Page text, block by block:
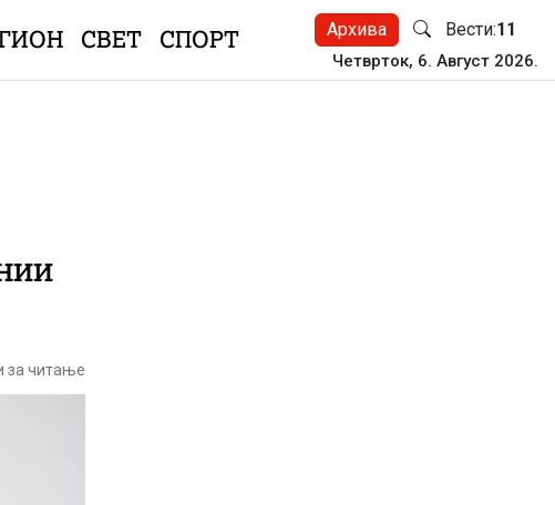
СВЕТ СПОРТ Архива Вести:11
Четврток, 6. Август 2026.
за читање